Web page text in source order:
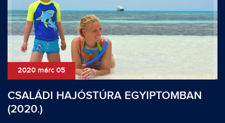
2020 márc 05
CSALÁDI HAJÓSTÚRA EGYIPTOMBAN
(2020.)